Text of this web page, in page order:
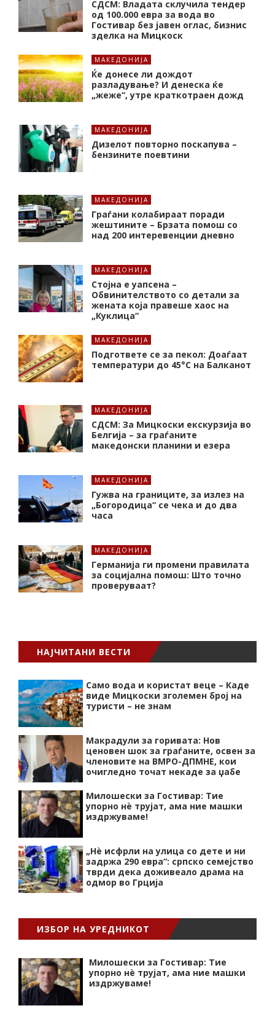
СДСМ: Владата склучила тендер
од 100.000 евра за вода во
Гостивар без јавен оглас, бизнис
зделка на Мицкоск
МАКЕДОНИЈА
Ќе донесе ли дождот
разладување? И денеска ќе
„жеже“, утре краткотраен дожд
МАКЕДОНИЈА
Дизелот повторно поскапува –
бензините поевтини
МАКЕДОНИЈА
Граѓани колабираат поради
жештините – Брзата помош со
над 200 интеревенции дневно
МАКЕДОНИЈА
Стојна е уапсена –
Обвинителството со детали за
жената која правеше хаос на
„Куклица“
МАКЕДОНИЈА
Подгответе се за пекол: Доаѓаат
температури до 45°C на Балканот
МАКЕДОНИЈА
СДСМ: За Мицкоски екскурзија во
Белгија – за граѓаните
македонски планини и езера
МАКЕДОНИЈА
Гужва на границите, за излез на
„Богородица“ се чека и до два
часа
МАКЕДОНИЈА
Германија ги промени правилата
за социјална помош: Што точно
проверуваат?
НАЈЧИТАНИ ВЕСТИ
Само вода и користат веце – Каде
виде Мицкоски зголемен број на
туристи – не знам
Макрадули за горивата: Нов
ценовен шок за граѓаните, освен за
членовите на ВМРО-ДПМНЕ, кои
очигледно точат некаде за џабе
Милошески за Гостивар: Тие
упорно нѐ трујат, ама ние машки
издржуваме!
„Нѐ исфрли на улица со дете и ни
задржа 290 евра“: српско семејство
тврди дека доживеало драма на
одмор во Грција
ИЗБОР НА УРЕДНИКОТ
Милошески за Гостивар: Тие
упорно нѐ трујат, ама ние машки
издржуваме!